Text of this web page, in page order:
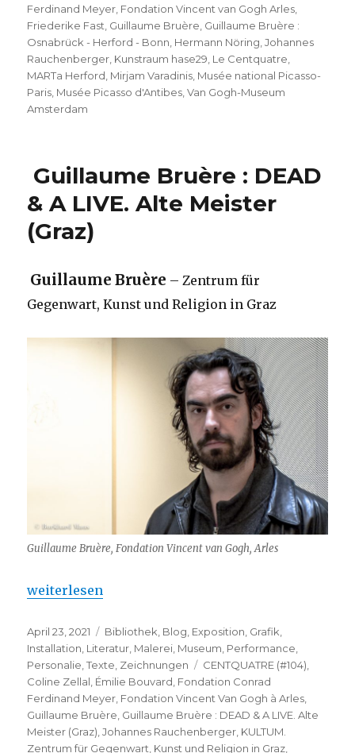
Ferdinand Meyer Fondation Vincent van Gogh Arles
Friederike Fast Guillaume Bruère Guillaume Bruère :
Osnabrück - Herford - Bonn Hermann Nöring ,Johannes
Rauchenberger Kunstraum hase29 Le Centquatre
MARTa Herford Mirjam Varadinis Musée national Picasso-
Paris Musée Picasso d'Antibes ,Van Gogh-Museum
Amsterdam
Guillaume Bruère : DEAD
& A LIVE. Alte Meister
(Graz)
Guillaume Bruère – Zentrum für
Gegenwart, Kunst und Religion in Graz
Guillaume Bruère, Fondation Vincent van Gogh, Arles
„ Guillaume Bruère : DEAD & A LIVE. Alte Meister
weiterlesen
Veröffentlicht
am
April 23, 2021 Kategorien
Bibliothek Blog Exposition Grafik
Installation Literatur Malerei Museum Performance
Personalie ,Texte Zeichnungen Schlagwörter
CENTQUATRE (#104)
Coline Zellal Émilie Bouvard Fondation Conrad
Ferdinand Meyer Fondation Vincent Van Gogh à Arles
Guillaume Bruère Guillaume Bruère : DEAD & A LIVE. Alte
Meister (Graz) ,Johannes Rauchenberger KULTUM.
Zentrum für Gegenwart Kunst und Religion in Graz